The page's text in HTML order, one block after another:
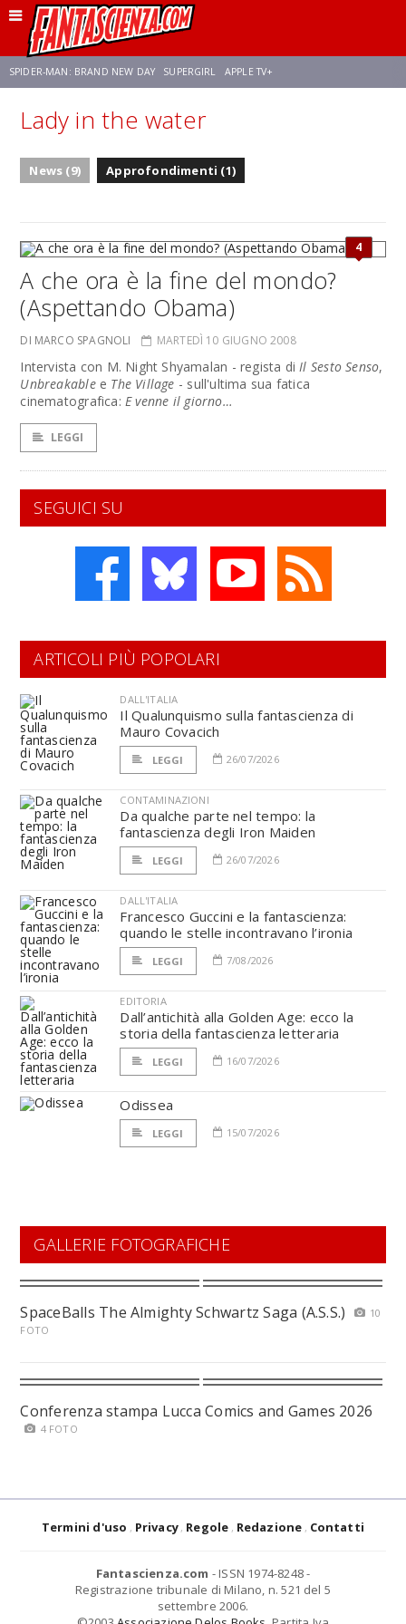
SPIDER-MAN: BRAND NEW DAY SUPERGIRL APPLE TV+
FRANCO RICCIARDIELLO ZENDAYA STAR TREK
Lady in the water
News (9) Approfondimenti (1)
4
A che ora è la fine del mondo?
(Aspettando Obama)
DI MARCO SPAGNOLI MARTEDÌ 10 GIUGNO 2008
Intervista con M. Night Shyamalan - regista diIl Sesto Senso,
Unbreakablee The Village - sull'ultima sua fatica
cinematografica: E venne il giorno…
LEGGI
SEGUICI SU
ARTICOLI PIÙ POPOLARI
DALL'ITALIA
Il Qualunquismo sulla fantascienza di
Mauro Covacich
LEGGI 26/07/2026
CONTAMINAZIONI
Da qualche parte nel tempo: la
fantascienza degli Iron Maiden
LEGGI 26/07/2026
DALL'ITALIA
Francesco Guccini e la fantascienza:
quando le stelle incontravano l’ironia
LEGGI 7/08/2026
EDITORIA
Dall’antichità alla Golden Age: ecco la
storia della fantascienza letteraria
LEGGI 16/07/2026
Odissea
LEGGI 15/07/2026
GALLERIE FOTOGRAFICHE
SpaceBalls The Almighty Schwartz Saga (A.S.S.)
10
FOTO
Conferenza stampa Lucca Comics and Games 2026
4 FOTO
Termini d'uso Privacy Regole Redazione Contatti
Fantascienza.com - ISSN 1974-8248 -
Registrazione tribunale di Milano, n. 521 del 5
settembre 2006.